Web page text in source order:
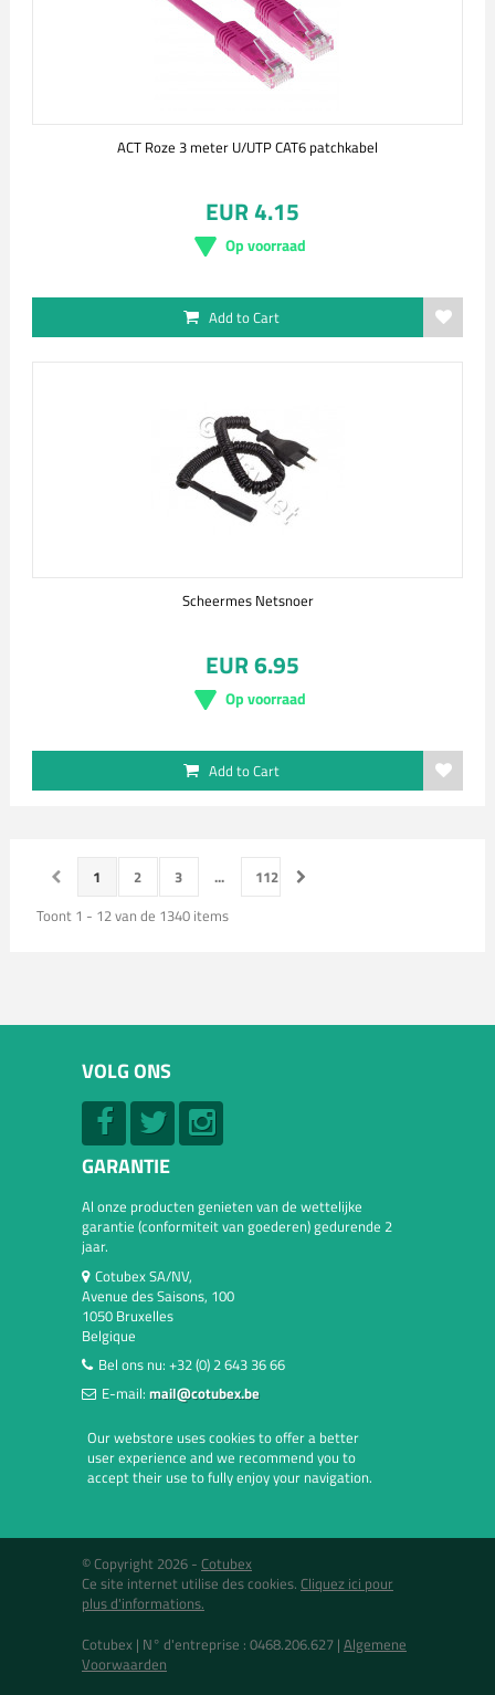
ACT Roze 3 meter U/UTP CAT6 patchkabel
EUR 4.15
Op voorraad
Add to Cart
Scheermes Netsnoer
EUR 6.95
Op voorraad
Add to Cart
1 2 3 ...
112
Toont 1 - 12 van de 1340 items
VOLG ONS
GARANTIE
Al onze producten genieten van de wettelijke
garantie (conformiteit van goederen) gedurende 2
jaar.
Cotubex SA/NV,
Avenue des Saisons, 100
1050 Bruxelles
Belgique
Bel ons nu: +32 (0) 2 643 36 66
E-mail: mail@cotubex.be
Our webstore uses cookies to offer a better
user experience and we recommend you to
accept their use to fully enjoy your navigation.
© Copyright 2026 - Cotubex
Ce site internet utilise des cookies. Cliquez ici pour
plus d'informations.
Cotubex | N° d'entreprise : 0468.206.627 | Algemene
Voorwaarden